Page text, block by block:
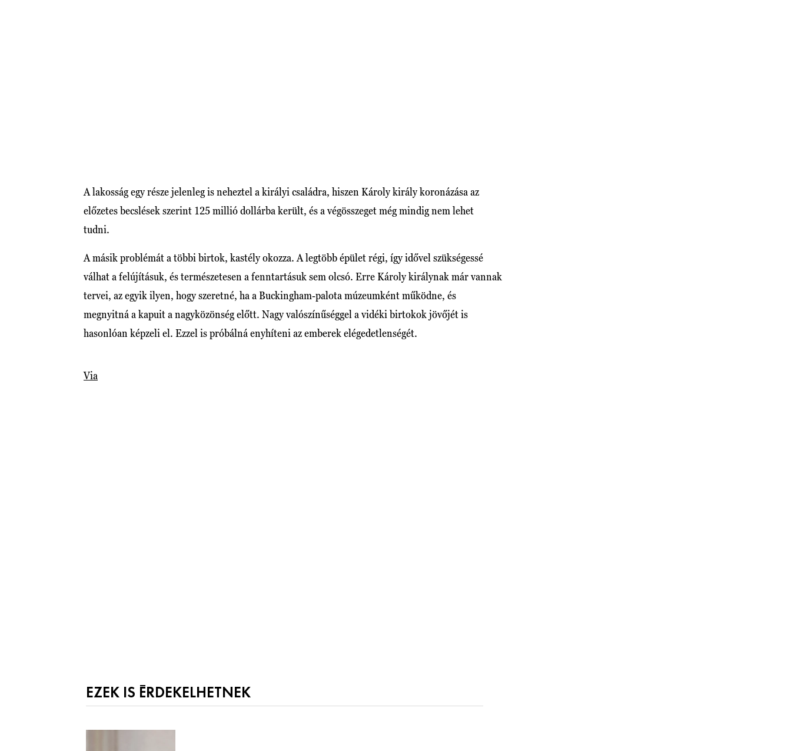
A lakosság egy része jelenleg is neheztel a királyi családra, hiszen Károly király koronázása az
előzetes becslések szerint 125 millió dollárba került, és a végösszeget még mindig nem lehet
tudni.
A másik problémát a többi birtok, kastély okozza. A legtöbb épület régi, így idővel szükségessé
válhat a felújításuk, és természetesen a fenntartásuk sem olcsó. Erre Károly királynak már vannak
tervei, az egyik ilyen, hogy szeretné, ha a Buckingham-palota múzeumként működne, és
megnyitná a kapuit a nagyközönség előtt. Nagy valószínűséggel a vidéki birtokok jövőjét is
hasonlóan képzeli el. Ezzel is próbálná enyhíteni az emberek elégedetlenségét.
Via
EZEK IS ÉRDEKELHETNEK